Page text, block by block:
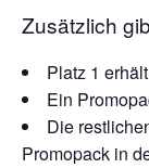
Zusätzlich
Platz 1
Ein
Die
Promopack in